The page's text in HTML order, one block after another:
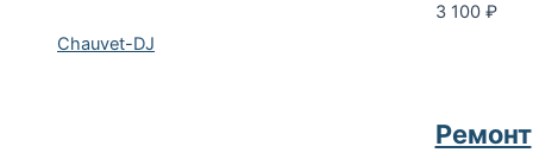
Chauvet-DJ
3 100 ₽
Ремонт